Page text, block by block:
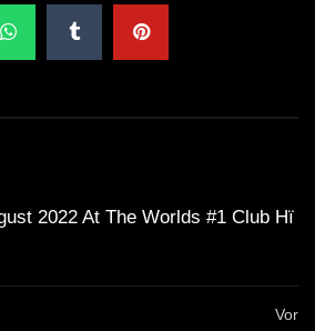
– Matador Best Techno –
– Space Ibiza Best Ibiza Night –
Brothers Pionier der
– John Acquaviva Label des
2022 At The Worlds #1 Club Hï
Vor